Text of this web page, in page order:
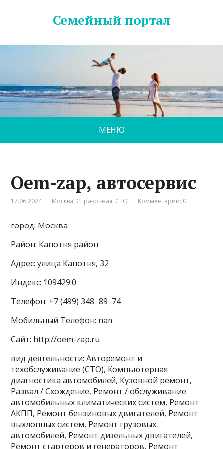
Семейный портал
МЕНЮ
Oem-zap, автосервис
17.06.2024 Москва, Справочная, СТО Комментарии: 0
город: Москва
Район: Капотня район
Адрес: улица Капотня, 32
Индекс: 109429.0
Телефон: +7 (499) 348‒89‒74
Мобильный Телефон: nan
Сайт: http://oem-zap.ru
вид деятельности: Авторемонт и
техобслуживание (СТО), Компьютерная
диагностика автомобилей, Кузовной ремонт,
Развал / Схождение, Ремонт / обслуживание
автомобильных климатических систем, Ремонт
АКПП, Ремонт бензиновых двигателей, Ремонт
выхлопных систем, Ремонт грузовых
автомобилей, Ремонт дизельных двигателей,
Ремонт стартеров и генераторов, Ремонт